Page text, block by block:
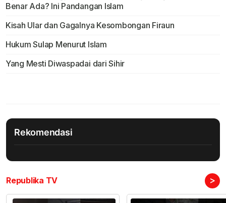
Benar Ada? Ini Pandangan Islam
Kisah Ular dan Gagalnya Kesombongan Firaun
Hukum Sulap Menurut Islam
Yang Mesti Diwaspadai dari Sihir
Rekomendasi
Republika TV >